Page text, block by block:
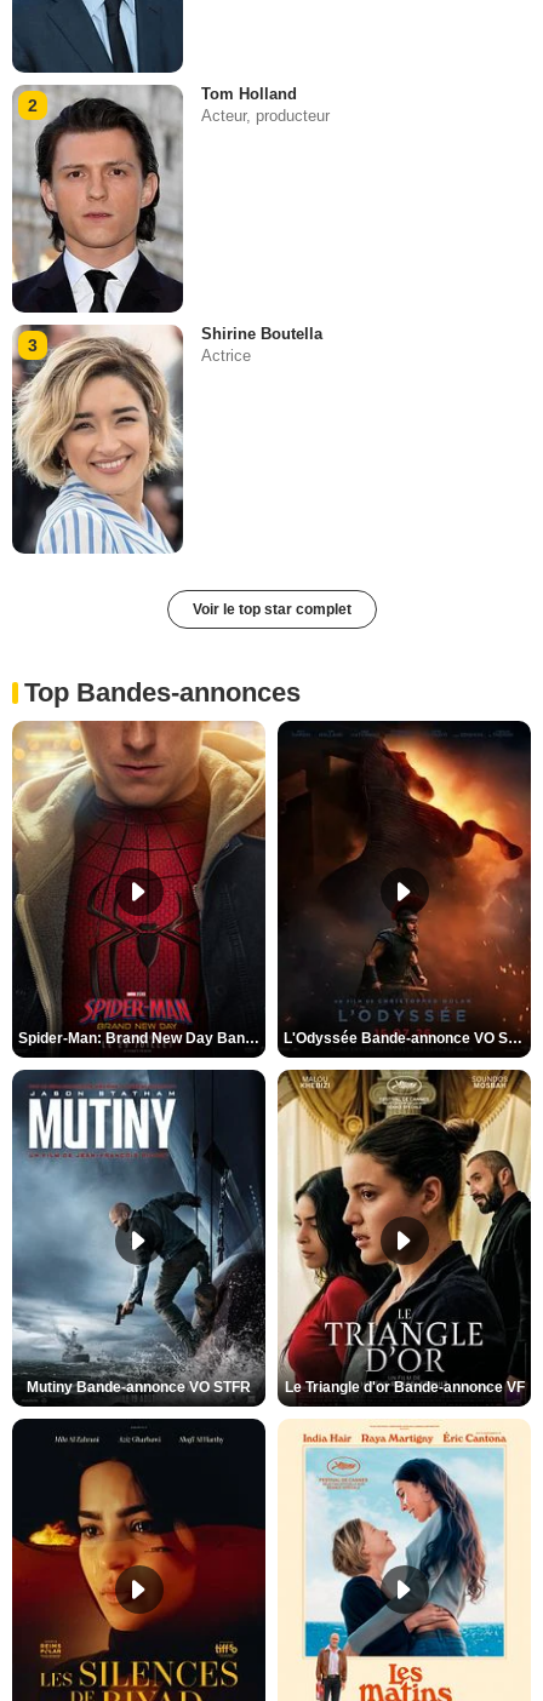
2
Tom Holland
Acteur, producteur
3
Shirine Boutella
Actrice
Voir le top star complet
Top Bandes-annonces
Spider-Man: Brand New Day Bande-annonce VO STFR L'Odyssée Bande-annonce VO STFR
Mutiny Bande-annonce VO STFR Le Triangle d'or Bande-annonce VF